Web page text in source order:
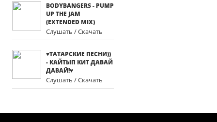
BODYBANGERS - PUMP
UP THE JAM
(EXTENDED MIX)
Слушать / Скачать
♥ТАТАРСКИЕ ПЕСНИ))
- КАЙТЫП КИТ ДАВАЙ
ДАВАЙ!♥
Слушать / Скачать